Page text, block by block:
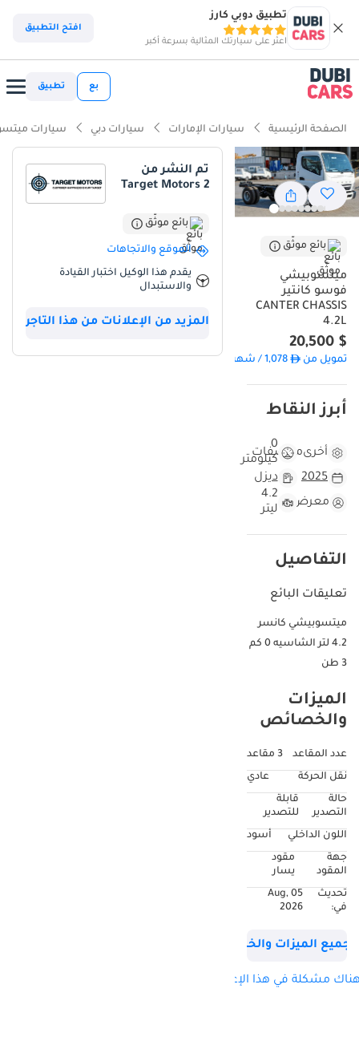
تطبيق دوبي كارز
اعثر على سيارتك المثالية بسرعة أكبر
افتح التطبيق
بع تطبيق
الصفحة الرئيسية سيارات الإمارات سيارات دبي سيارات
بائع موثّق
ميتسوبيشي
فوسو كانتير
CANTER CHASSIS
4.2L
$ 20,500
تمويل من 1,078 / شهر
أبرز النقاط
أخرىمواصفات
0
كيلومتر
2025
ديزل
معرض
4.2
ليتر
التفاصيل
تعليقات البائع
ميتسوبيشي كانسر
4.2 لتر الشاسيه 0 كم
3 طن
الميزات
والخصائص
عدد المقاعد
3 مقاعد
نقل الحركة
عادي
حالة
التصدير
قابلة
للتصدير
اللون الداخلي
أسود
جهة
المقود
مقود
يسار
تحديث
في:
05 Aug,
2026
جميع الميزات والخصائص
مشكلة في هذا الإعلان؟
تم النشر من
Target Motors 2
بائع موثّق
الموقع والاتجاهات
يقدم هذا الوكيل اختبار القيادة
والاستبدال
المزيد من الإعلانات من هذا التاجر